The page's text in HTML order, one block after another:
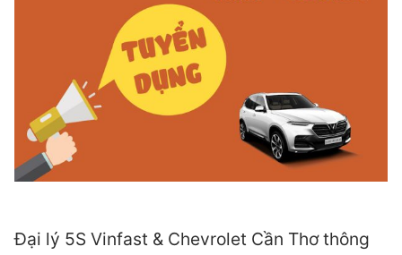
Đại lý 5S Vinfast & Chevrolet Cần Thơ thông